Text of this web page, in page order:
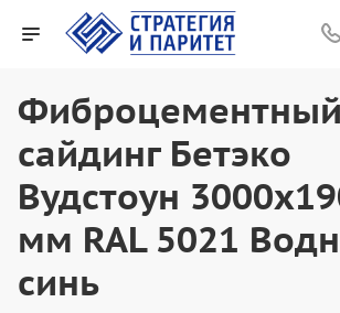
Фиброцементный
сайдинг Бетэко
Вудстоун
мм RAL 5021
синь